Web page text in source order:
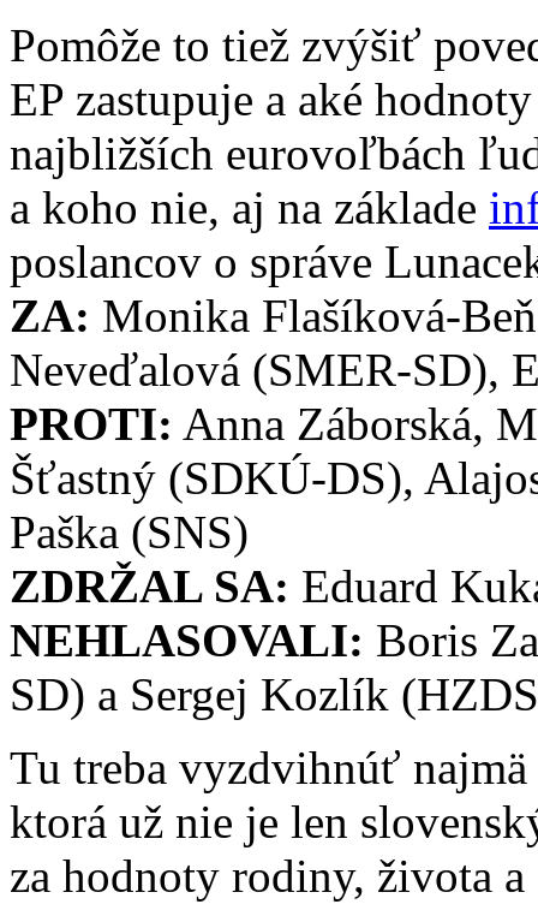
Pomôže to tiež zvýšiť
EP zastupuje a aké
najbližších eurovoľbách
a koho nie, aj na základe
poslancov o správe
ZA: Monika Flašíková-
Neveďalová (SMER-SD),
PROTI: Anna Záborská,
Šťastný (SDKÚ-DS),
Paška (SNS)
ZDRŽAL SA: Eduard
NEHLASOVALI: Boris
SD) a Sergej Kozlík
Tu treba vyzdvihnúť
ktorá už nie je len
za hodnoty rodiny, života a